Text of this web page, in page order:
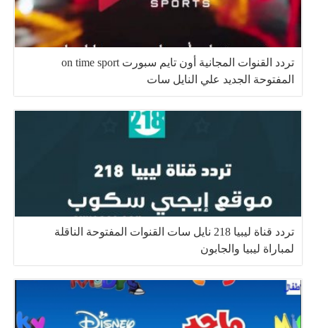
تردد القنوات المجانية أون تايم سبورت on time sport
المفتوحة الجديد علي النايل سات
تردد قناة ليبيا 218 نايل سات القنوات المفتوحة الناقلة
لمباراة ليبيا والجابون